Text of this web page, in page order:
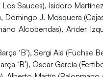
Sauces), Isidoro
Domingo J. Mosquera
Alcobendas), Ander
‘B’), Sergi Alá (Füchse
‘B’), Óscar García